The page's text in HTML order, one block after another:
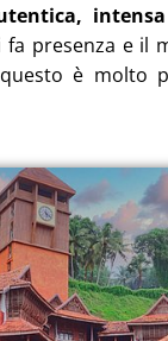
presenza e il
è molto